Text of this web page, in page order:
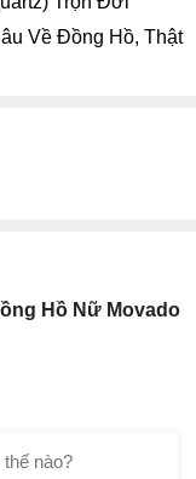
Về Đồng Hồ, Thật
Hồ Nữ Movado